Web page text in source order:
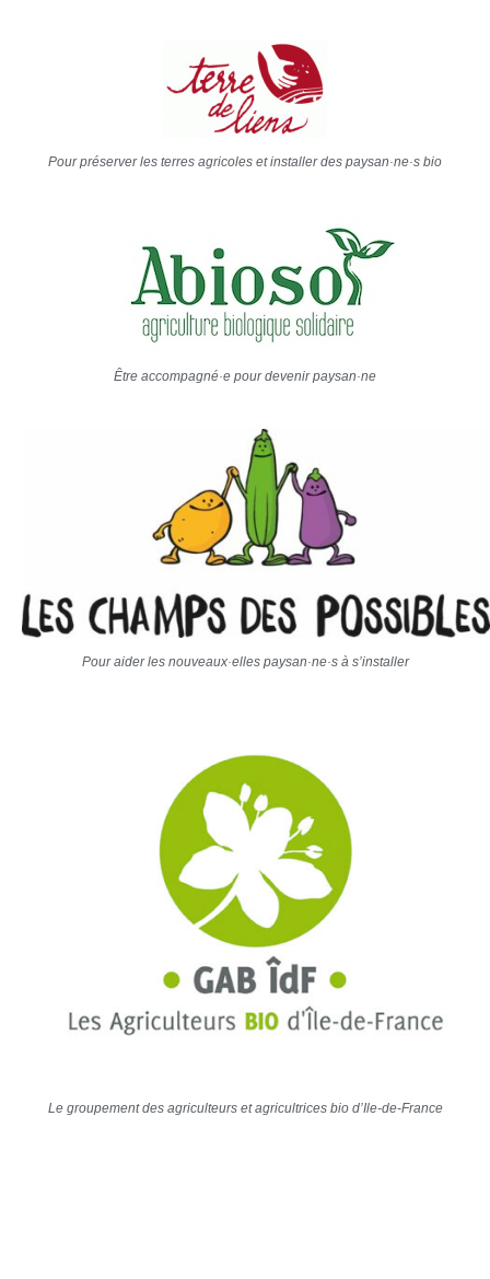
Pour préserver les terres agricoles et installer des paysan·ne·s bio
Être accompagné·e pour devenir paysan·ne
Pour aider les nouveaux·elles paysan·ne·s à s’installer
Le groupement des agriculteurs et agricultrices bio d’Ile-de-France